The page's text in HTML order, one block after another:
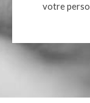
votre